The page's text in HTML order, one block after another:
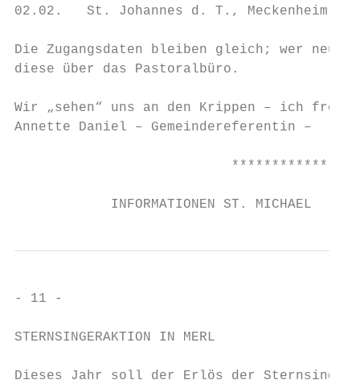
02.02.   St. Johannes d. T., Meckenheim
Die Zugangsdaten bleiben gleich; wer neu
diese über das Pastoralbüro.
Wir „sehen“ uns an den Krippen – ich
Annette Daniel – Gemeindereferentin –
            INFORMATIONEN ST. MICHAEL
- 11 -
STERNSINGERAKTION IN MERL
Dieses Jahr soll der Erlös der